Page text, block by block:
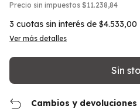
Precio sin impuestos $11.238,84
3 cuotas sin interés de $4.533,00
Ver más detalles
Cambios y devoluciones